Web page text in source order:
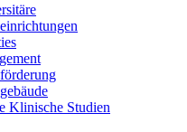
Klinische Studien